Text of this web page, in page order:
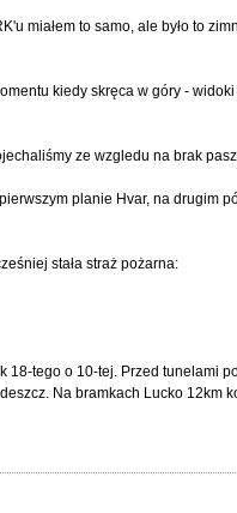
miałem to samo, ale było to
kiedy skręca w góry -
ze wzgledu na brak
planie Hvar, na drugim
stała straż pożarna:
18-tego o 10-tej. Przed tunelami
Na bramkach Lucko 12km